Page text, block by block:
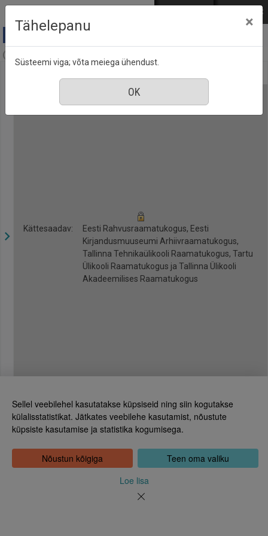
Mine põhisisu juurde
РУС
Kättesaadav:
Eesti Rahvusraamatukogus, Eesti
Kirjandusmuuseumi Arhiivraamatukogus,
Tallinna Tehnikaülikooli Raamatukogus, Tartu
Ülikooli Raamatukogus ja Tallinna Ülikooli
Akadeemilises Raamatukogus
Eesti Rahvusraamatukogu
Kontakt: 6307 100
dea@rara.ee
Tutvustus
Teen oma valiku
Nõustun kõigiga
Loe lisa
Sellel veebilehel kasutatakse küpsiseid ning siin kogutakse
külalisstatistikat. Jätkates veebilehe kasutamist, nõustute
küpsiste kasutamise ja statistika kogumisega.
Tähelepanu ×
Süsteemi viga; võta meiega ühendust.